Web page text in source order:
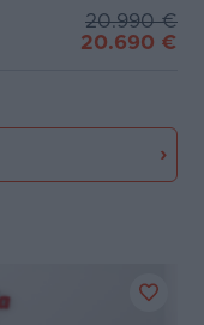
20.990 €
20.690 €